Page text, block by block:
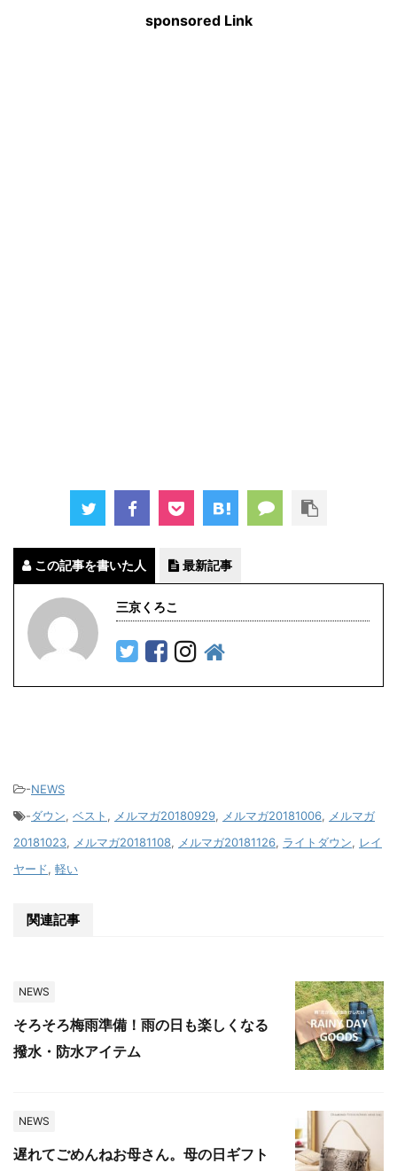
sponsored Link
この記事を書いた人 最新記事
三京くろこ
-NEWS
-ダウン, ベスト , メルマガ20180929, メルマガ20181006, メルマガ
20181023, メルマガ20181108, メルマガ20181126, ライトダウン, レイ
ヤード, 軽い
関連記事
NEWS
そろそろ梅雨準備！雨の日も楽しくなる
撥水・防水アイテム
NEWS
遅れてごめんねお母さん。母の日ギフト